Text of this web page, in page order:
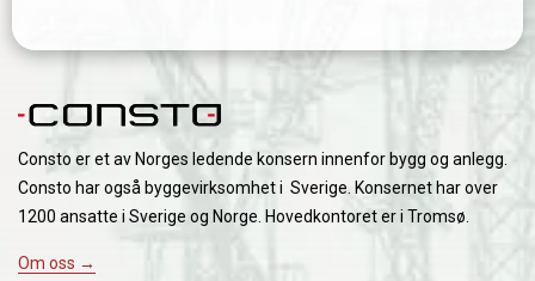
Consto er et av Norges ledende konsern innenfor bygg og anlegg.
Consto har også byggevirksomhet i Sverige. Konsernet har over
1200 ansatte i Sverige og Norge. Hovedkontoret er i Tromsø.
Om oss →